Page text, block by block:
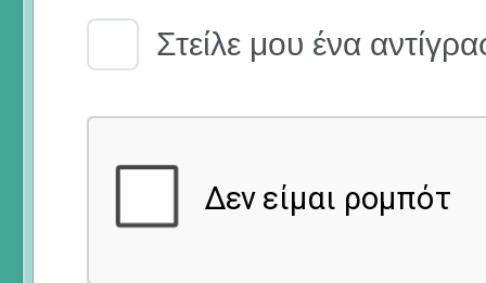
Email Receipt
Στείλε μου ένα